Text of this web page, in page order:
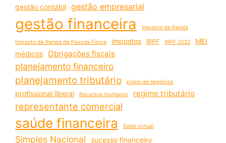
gestão contábil gestão empresarial
gestão financeira Imposto de Renda
Imposto de Renda de Pessoa Física impostos IRPF IRPF 2022
MEI
médicos
Obrigações fiscais
planejamento financeiro
planejamento tributário plano de negócios
profissional liberal Recursos Humanos regime tributário
representante comercial
saúde financeira Sede virtual
Simples Nacional sucesso financeiro